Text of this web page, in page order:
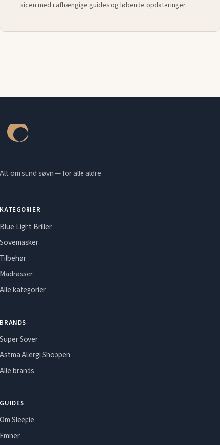
siden med uafhængige guides og løbende opdateringer.
Alt om sund søvn — for alle aldre
KATEGORIER
Blue Light Briller
Sovemasker
Tilbehør
Madrasser
Alle kategorier
BRANDS
Super Sover
Astma Allergi Shoppen
Alle brands
GUIDES
Om Sleepie
Emner